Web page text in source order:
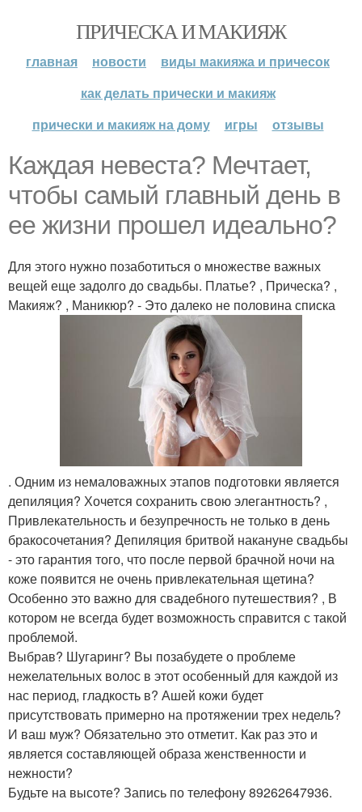
ПРИЧЕСКА И МАКИЯЖ
главная новости
виды макияжа и причесок
как делать прически и макияж
прически и макияж на дому
игры отзывы
Каждая невеста? Мечтает,
чтобы самый главный день в
ее жизни прошел идеально?
Для этого нужно позаботиться о множестве важных
вещей еще задолго до свадьбы. Платье? , Прическа? ,
Макияж? , Маникюр? - Это далеко не половина списка
. Одним из немаловажных этапов подготовки является
депиляция? Хочется сохранить свою элегантность? ,
Привлекательность и безупречность не только в день
бракосочетания? Депиляция бритвой накануне свадьбы
- это гарантия того, что после первой брачной ночи на
коже появится не очень привлекательная щетина?
Особенно это важно для свадебного путешествия? , В
котором не всегда будет возможность справится с такой
проблемой.
Выбрав? Шугаринг? Вы позабудете о проблеме
нежелательных волос в этот особенный для каждой из
нас период, гладкость в? Ашей кожи будет
присутствовать примерно на протяжении трех недель?
И ваш муж? Обязательно это отметит. Как раз это и
является составляющей образа женственности и
нежности?
Будьте на высоте? Запись по телефону 89262647936.